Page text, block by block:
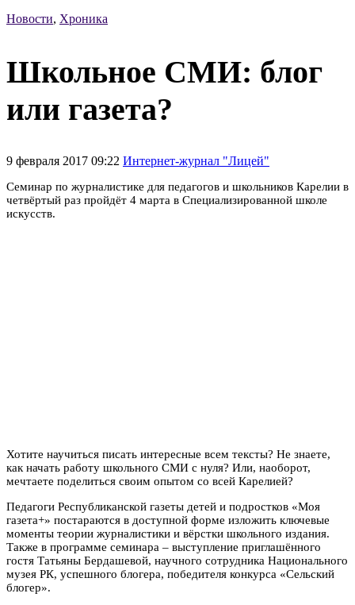
Новости, Хроника
Школьное СМИ: блог
или газета?
9 февраля 2017 09:22 Интернет-журнал "Лицей"
Семинар по журналистике для педагогов и школьников Карелии в
четвёртый раз пройдёт 4 марта в Специализированной школе
искусств.
Хотите научиться писать интересные всем тексты? Не знаете,
как начать работу школьного СМИ с нуля? Или, наоборот,
мечтаете поделиться своим опытом со всей Карелией?
Педагоги Республиканской газеты детей и подростков «Моя
газета+» постараются в доступной форме изложить ключевые
моменты теории журналистики и вёрстки школьного издания.
Также в программе семинара – выступление приглашённого
гостя Татьяны Бердашевой, научного сотрудника Национального
музея РК, успешного блогера, победителя конкурса «Сельский
блогер».